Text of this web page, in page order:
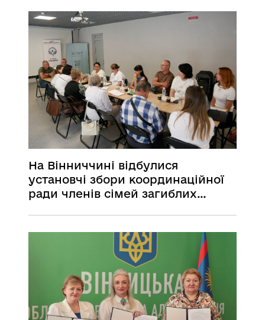
На Вінниччині відбулися
установчі збори координаційної
ради членів сімей загиблих
Захисників та Захисниць України
при обласній військовій